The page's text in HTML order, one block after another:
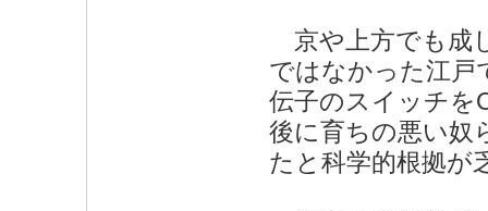
京や上方でも成
ではなかった江戸
伝子のスイッチを
後に育ちの悪い奴
たと科学的根拠が